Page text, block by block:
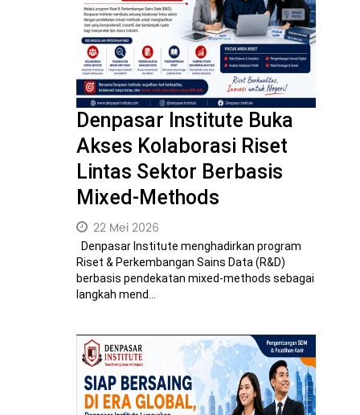
Denpasar Institute Buka
Akses Kolaborasi Riset
Lintas Sektor Berbasis
Mixed-Methods
22 Mei 2026
Denpasar Institute menghadirkan program
Riset & Perkembangan Sains Data (R&D)
berbasis pendekatan mixed-methods sebagai
langkah mend...